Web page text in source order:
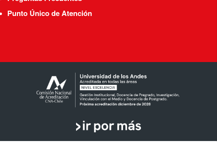
Punto Único de Atención